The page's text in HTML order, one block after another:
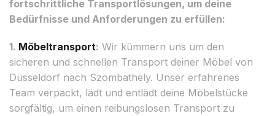
fortschrittliche Transportlösungen, um deine
Bedürfnisse und Anforderungen zu erfüllen:
1. Möbeltransport: Wir kümmern uns um den
sicheren und schnellen Transport deiner Möbel von
Düsseldorf nach Szombathely. Unser erfahrenes
Team verpackt, lädt und entlädt deine Möbelstücke
sorgfältig, um einen reibungslosen Transport zu